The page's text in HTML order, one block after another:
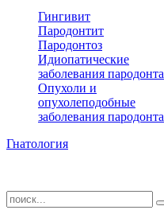
Гингивит
Пародонтит
Пародонтоз
Идиопатические
заболевания пародонта
Опухоли и
опухолеподобные
заболевания пародонта
Гнатология